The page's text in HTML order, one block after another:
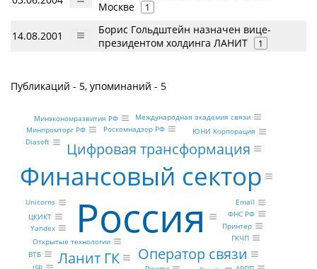
Москве
1
14.08.2001
Борис Гольдштейн назначен вице-
президентом холдинга ЛАНИТ
1
Публикаций - 5, упоминаний - 5
Россия
Финансовый сектор
Ланит ГК Оператор связи
Цифровая трансформация
Открытые технологии
ЮНИ Корпорация
Diasoft
Unicorns
ЦКИКТ
Yandex
ВТБ
ГКЧП
ФНС РФ
Роскомнадзор РФ
Минпромторг РФ
Международная академия связи
Email
Принтер
Минэкономразвития РФ